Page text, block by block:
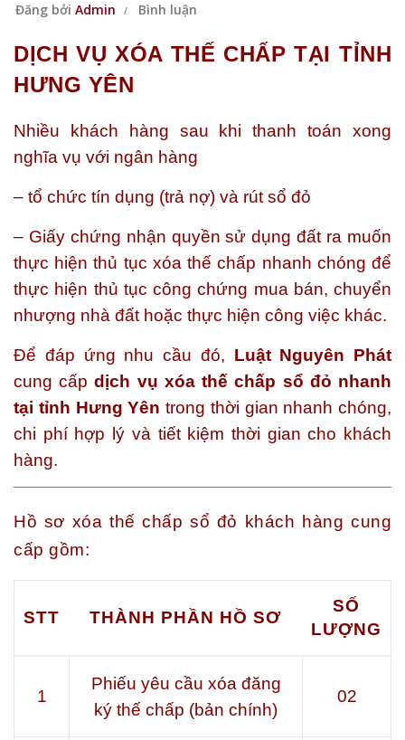
Đăng bởi Admin Bình luận
DỊCH VỤ XÓA THẾ CHẤP TẠI TỈNH
HƯNG YÊN
Nhiều khách hàng sau khi thanh toán xong
nghĩa vụ với ngân hàng
– tổ chức tín dụng (trả nợ) và rút sổ đỏ
– Giấy chứng nhận quyền sử dụng đất ra muốn
thực hiện thủ tục xóa thế chấp nhanh chóng để
thực hiện thủ tục công chứng mua bán, chuyển
nhượng nhà đất hoặc thực hiện công việc khác.
Để đáp ứng nhu cầu đó, Luật Nguyên Phát
cung cấpdịch vụ xóa thế chấp sổ đỏ nhanh
tại tỉnh Hưng Yên trong thời gian nhanh chóng,
chi phí hợp lý và tiết kiệm thời gian cho khách
hàng.
Hồ sơ xóa thế chấp sổ đỏ khách hàng cung
cấp gồm:
STT THÀNH PHẦN HỒ SƠ
SỐ
LƯỢNG
1
Phiếu yêu cầu xóa đăng
ký thế chấp (bản chính)
02